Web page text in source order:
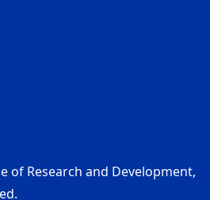
of Research and Development,